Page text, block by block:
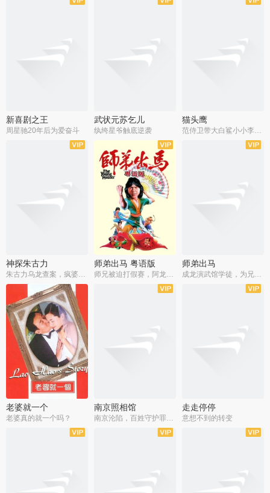
新喜剧之王
周星驰20年后为爱奋斗
武状元苏乞儿
纨绔星爷触底逆袭
猫头鹰
神探朱古力
朱古力乌龙查案，疯婆子神助攻
师弟出马 粤语版
师兄被迫打假赛，阿龙追查斗黑帮
师弟出马
成龙演武馆学徒，为兄搏命战黑道
老婆就一个
老婆真的就一个吗？
南京照相馆
南京沦陷，百姓守护罪证底片
走走停停
意想不到的转变